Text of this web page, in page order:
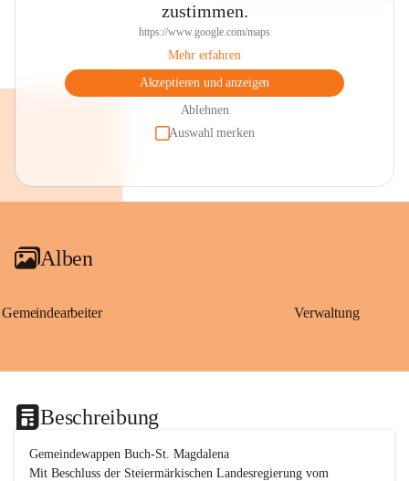
zustimmen.
https://www.google.com/maps
Mehr erfahren
Akzeptieren und anzeigen
Ablehnen
Auswahl merken
Alben
Gemeindearbeiter Verwaltung
Beschreibung
Gemeindewappen Buch-St. Magdalena
Mit Beschluss der Steiermärkischen Landesregierung vom